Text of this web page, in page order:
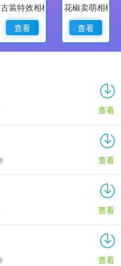
古装特效相机
查看
花椒卖萌相机
查看
查看
查看
查看
查看